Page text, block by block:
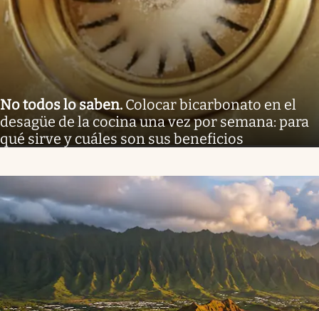
No todos lo saben. Colocar bicarbonato en el
desagüe de la cocina una vez por semana: para
qué sirve y cuáles son sus beneficios